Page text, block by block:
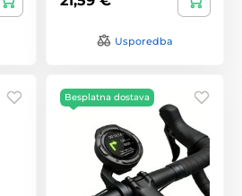
Usporedba
Besplatna dostava